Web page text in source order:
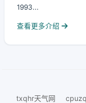
1993...
查看更多介绍
txqhr天气网